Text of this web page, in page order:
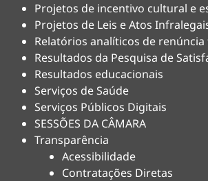
Projetos de incentivo cultural e
Projetos de Leis e Atos
Relatórios analíticos de renúncia
Resultados da Pesquisa de
Resultados educacionais
Serviços de Saúde
Serviços Públicos Digitais
SESSÕES DA CÂMARA
Transparência
Acessibilidade
Contratações Diretas